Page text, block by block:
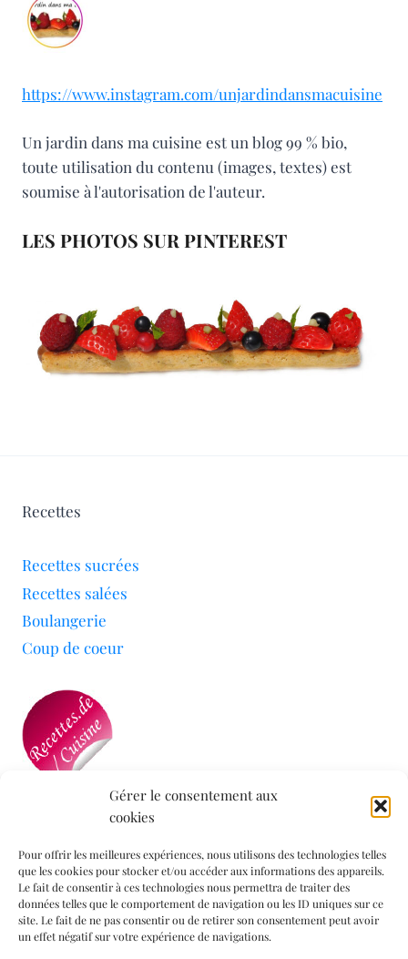
Gérer le consentement aux
cookies
Pour offrir les meilleures expériences, nous utilisons des technologies telles
que les cookies pour stocker et/ou accéder aux informations des appareils.
Le fait de consentir à ces technologies nous permettra de traiter des
données telles que le comportement de navigation ou les ID uniques sur ce
site. Le fait de ne pas consentir ou de retirer son consentement peut avoir
un effet négatif sur votre expérience de navigations.
https://www.instagram.com/unjardindansmacuisine
Un jardin dans ma cuisine est un blog 99 % bio,
toute utilisation du contenu (images, textes) est
soumise à l'autorisation de l'auteur.
LES PHOTOS SUR PINTEREST
Recettes
Recettes sucrées
Recettes salées
Boulangerie
Coup de coeur
Mon blog a été sélectionné par le site
Informations légales